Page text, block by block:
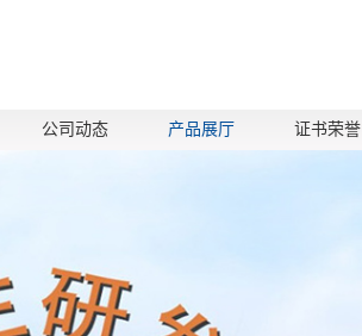
公司动态 产品展厅 证书荣誉